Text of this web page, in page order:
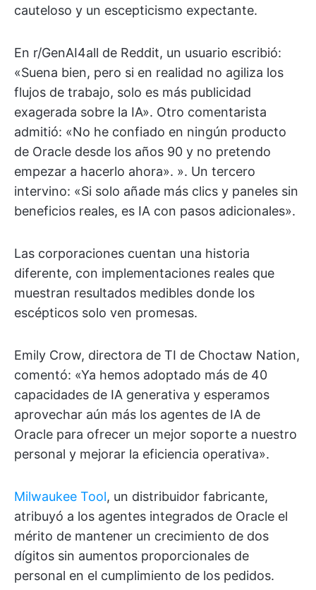
cauteloso y un escepticismo expectante.
En r/GenAI4all de Reddit, un usuario escribió:
«Suena bien, pero si en realidad no agiliza los
flujos de trabajo, solo es más publicidad
exagerada sobre la IA». Otro comentarista
admitió: «No he confiado en ningún producto
de Oracle desde los años 90 y no pretendo
empezar a hacerlo ahora». ». Un tercero
intervino: «Si solo añade más clics y paneles sin
beneficios reales, es IA con pasos adicionales».
Las corporaciones cuentan una historia
diferente, con implementaciones reales que
muestran resultados medibles donde los
escépticos solo ven promesas.
Emily Crow, directora de TI de Choctaw Nation,
comentó: «Ya hemos adoptado más de 40
capacidades de IA generativa y esperamos
aprovechar aún más los agentes de IA de
Oracle para ofrecer un mejor soporte a nuestro
personal y mejorar la eficiencia operativa».
Milwaukee Tool, un distribuidor fabricante,
atribuyó a los agentes integrados de Oracle el
mérito de mantener un crecimiento de dos
dígitos sin aumentos proporcionales de
personal en el cumplimiento de los pedidos.